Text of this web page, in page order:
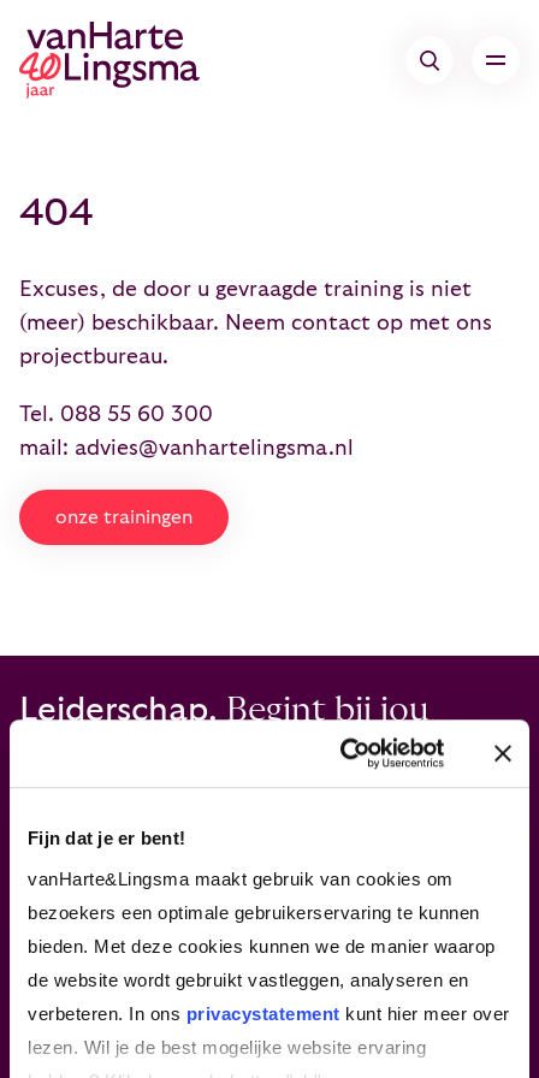
Fijn dat je er bent!
vanHarte&Lingsma maakt gebruik van cookies om
bezoekers een optimale gebruikerservaring te kunnen
bieden. Met deze cookies kunnen we de manier waarop
de website wordt gebruikt vastleggen, analyseren en
verbeteren. In ons privacystatement kunt hier meer over
lezen. Wil je de best mogelijke website ervaring
404
Excuses, de door u gevraagde training is niet
(meer) beschikbaar. Neem contact op met ons
projectbureau.
Tel. 088 55 60 300
mail: advies@vanhartelingsma.nl
onze trainingen
Leiderschap.Begint bij jou
In ons hart blijven?Inspirerende verhalen lezen
in voor onze nieuwsbrief.
Je ontvangt deze max. 2 keer per maand